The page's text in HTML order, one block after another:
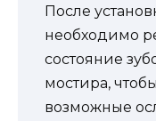
После
необходимо
состояние
мостира,
возможные